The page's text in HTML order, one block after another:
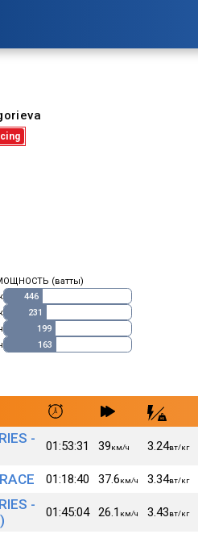
(ватты)
446
231
199
163
-
01:53:31 39км/ч 3.24вт/кг
01:18:40 37.6км/ч 3.34вт/кг
-
01:45:04 26.1 км/ч 3.43вт/кг